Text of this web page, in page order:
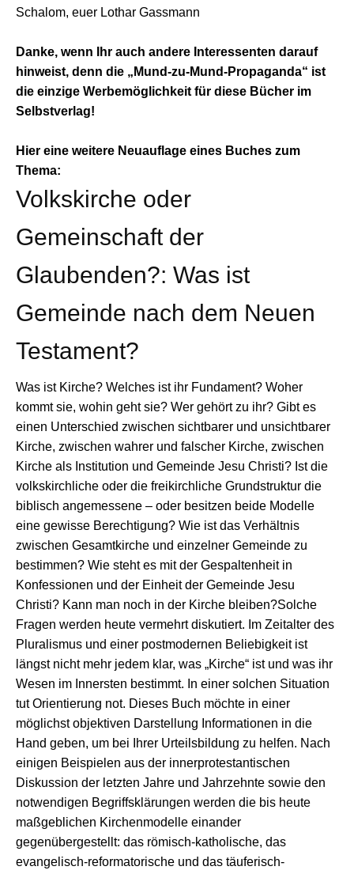
Schalom, euer Lothar Gassmann
Danke, wenn Ihr auch andere Interessenten darauf
hinweist, denn die „Mund-zu-Mund-Propaganda“ ist
die einzige Werbemöglichkeit für diese Bücher im
Selbstverlag!
Hier eine weitere Neuauflage eines Buches zum
Thema:
Volkskirche oder
Gemeinschaft der
Glaubenden?: Was ist
Gemeinde nach dem Neuen
Testament?
Was ist Kirche? Welches ist ihr Fundament? Woher
kommt sie, wohin geht sie? Wer gehört zu ihr? Gibt es
einen Unterschied zwischen sichtbarer und unsichtbarer
Kirche, zwischen wahrer und falscher Kirche, zwischen
Kirche als Institution und Gemeinde Jesu Christi? Ist die
volkskirchliche oder die freikirchliche Grundstruktur die
biblisch angemessene – oder besitzen beide Modelle
eine gewisse Berechtigung? Wie ist das Verhältnis
zwischen Gesamtkirche und einzelner Gemeinde zu
bestimmen? Wie steht es mit der Gespaltenheit in
Konfessionen und der Einheit der Gemeinde Jesu
Christi? Kann man noch in der Kirche bleiben?Solche
Fragen werden heute vermehrt diskutiert. Im Zeitalter des
Pluralismus und einer postmodernen Beliebigkeit ist
längst nicht mehr jedem klar, was „Kirche“ ist und was ihr
Wesen im Innersten bestimmt. In einer solchen Situation
tut Orientierung not. Dieses Buch möchte in einer
möglichst objektiven Darstellung Informationen in die
Hand geben, um bei Ihrer Urteilsbildung zu helfen. Nach
einigen Beispielen aus der innerprotestantischen
Diskussion der letzten Jahre und Jahrzehnte sowie den
notwendigen Begriffsklärungen werden die bis heute
maßgeblichen Kirchenmodelle einander
gegenübergestellt: das römisch-katholische, das
evangelisch-reformatorische und das täuferisch-